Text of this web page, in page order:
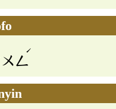
ㄥ
ˊ